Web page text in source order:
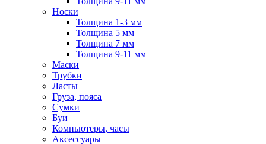
Носки
Толщина 1-3 мм
Толщина 5 мм
Толщина 7 мм
Толщина 9-11 мм
Маски
Трубки
Ласты
Груза, пояса
Сумки
Буи
Компьютеры, часы
Аксессуары